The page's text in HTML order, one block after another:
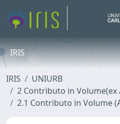
IRIS
IRIS
UNIURB
2 Contributo in
2.1 Contributo in Volume